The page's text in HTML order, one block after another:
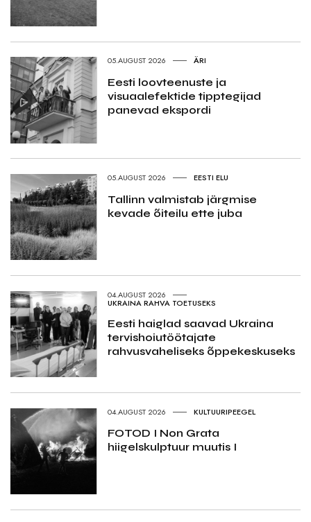
05.AUGUST 2026 ÄRI
Eesti loovteenuste ja
visuaalefektide tipptegijad
panevad ekspordi
05.AUGUST 2026 EESTI ELU
Tallinn valmistab järgmise
kevade õiteilu ette juba
04.AUGUST 2026
UKRAINA RAHVA TOETUSEKS
Eesti haiglad saavad Ukraina
tervishoiutöötajate
rahvusvaheliseks õppekeskuseks
04.AUGUST 2026 KULTUURIPEEGEL
FOTOD I Non Grata
hiigelskulptuur muutis I